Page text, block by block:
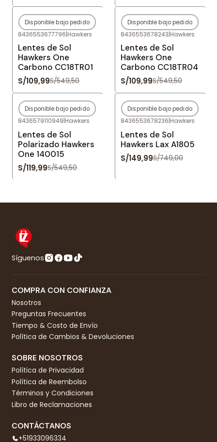
-80%OFF
Agotado
Disponible bajo pedido
8436553677796|Hawkers
Lentes de Sol
Hawkers One
Carbono CC18TR01
S/109,99S/549,50
-80%OFF
Agotado
Disponible bajo pedido
8436553678243|Hawkers
Lentes de Sol
Hawkers One
Carbono CC18TR04
S/109,99S/549,50
-78%OFF
Agotado
Disponible bajo pedido
8436579110949|Hawkers
Lentes de Sol
Polarizado Hawkers
One 140015
S/119,99S/549,50
-80%OFF
Agotado
Disponible bajo pedido
8436553678236|Hawkers
Lentes de Sol
Hawkers Lax A1805
S/149,99S/749,00
Síguenos
COMPRA CON CONFIANZA
Nosotros
Preguntas Frecuentes
Tiempo & Costo de Envío
Política de Cambios & Devoluciones
SOBRE NOSOTROS
Política de Privacidad
Política de Reembolso
Términos y Condiciones
Libro de Reclamaciones
CONTÁCTANOS
+51933096334